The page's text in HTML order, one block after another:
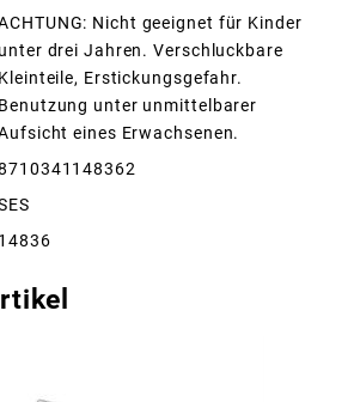
Nicht geeignet für Kinder
unter drei Jahren. Verschluckbare
Kleinteile, Erstickungsgefahr.
Benutzung unter unmittelbarer
eines Erwachsenen.
14836